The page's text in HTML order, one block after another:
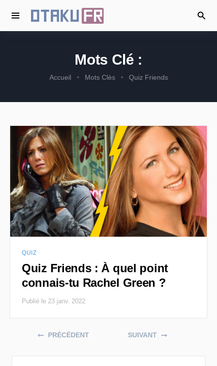
Mots Clé :
Accueil Mots Clès Quiz Friends
QUIZ
Quiz Friends : À quel point
connais-tu Rachel Green ?
Publié le 23 janv. 2022
Posts navigation
PRÉCÉDENT SUIVANT